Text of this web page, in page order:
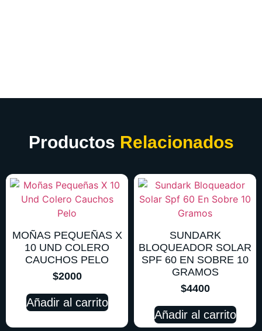
Productos Relacionados
MOÑAS PEQUEÑAS X
10 UND COLERO
CAUCHOS PELO
$2000
Añadir al carrito
SUNDARK
BLOQUEADOR SOLAR
SPF 60 EN SOBRE 10
GRAMOS
$4400
Añadir al carrito